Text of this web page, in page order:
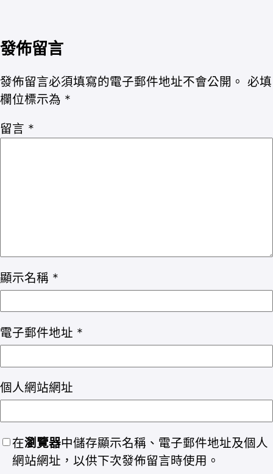
發佈留言
發佈留言必須填寫的電子郵件地址不會公開。 必填
欄位標示為 *
留言 *
顯示名稱 *
電子郵件地址 *
個人網站網址
在瀏覽器中儲存顯示名稱、電子郵件地址及個人
網站網址，以供下次發佈留言時使用。